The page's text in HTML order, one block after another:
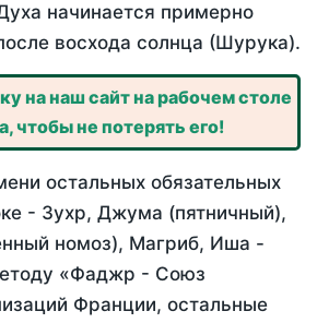
начинается примерно
восхода солнца (Шурука).
на наш сайт на рабочем столе
чтобы не потерять его!
остальных обязательных
- Зухр, Джума (пятничный),
номоз), Магриб, Иша -
«Фаджр - Союз
Франции, остальные